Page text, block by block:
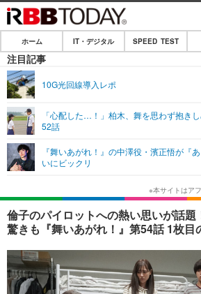
ホーム
IT・デジタル
ショッピング
SPEED TEST
エンタメ
エンタメTOP
音楽
ショッピング
ライフ
ライフTOP
ペット
その他
リリース一覧
プッシュ通知の停止方法
ホーム IT・デジタル SPEED TEST
注目記事
10G光回線導入レポ
「心配した…！」柏木、舞を思わず抱き
52話
『舞いあがれ！』の中澤役・濱正悟が『
いにビックリ
倫子のパイロットへの熱い思いが話
驚きも『舞いあがれ！』第54話 1枚目